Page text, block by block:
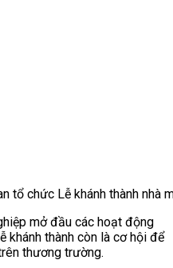
tổ chức Lễ khánh thành nhà
mở đầu các hoạt động
khánh thành còn là cơ hội để
thương trường.